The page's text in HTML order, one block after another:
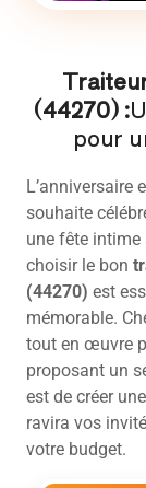
(44270) :
pour
L’anniversaire
souhaite
une fête
choisir le bon
(44270) est
mémorable.
tout en œuvre
proposant un
est de créer
ravira vos
votre budget.